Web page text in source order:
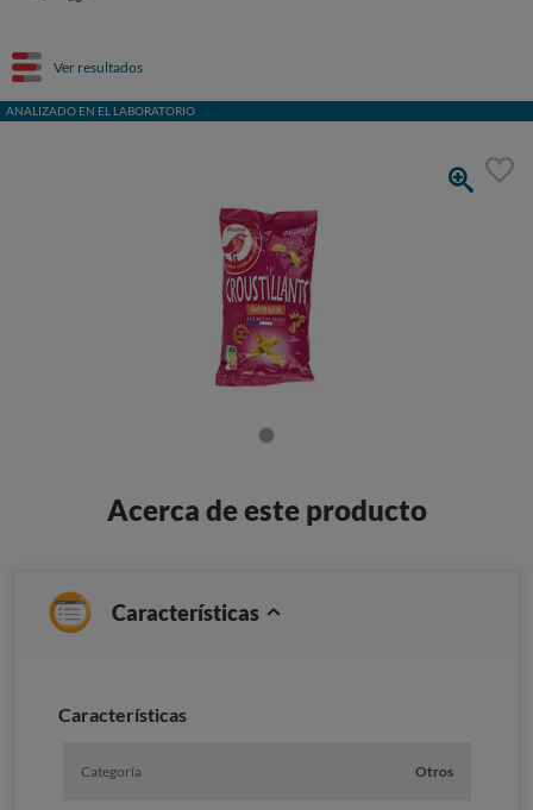
Ver resultados
ANALIZADO EN EL LABORATORIO
Acerca de este producto
Características
Características
Categoría Otros